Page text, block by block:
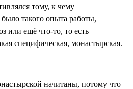
тому, к чему
такого опыта работы,
или ещё что-то, то есть
специфическая, монастырская.
начитаны, потому что